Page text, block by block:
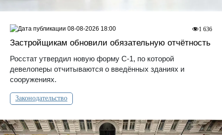
Застройщикам обновили обязательную отчётность
Росстат утвердил новую форму С-1, по которой
девелоперы отчитываются о введённых зданиях и
сооружениях.
Законодательство
1 636
08-08-2026 18:00